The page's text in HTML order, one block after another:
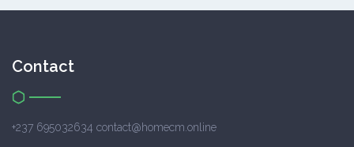
Contact
+237 695032634 contact@homecm.online